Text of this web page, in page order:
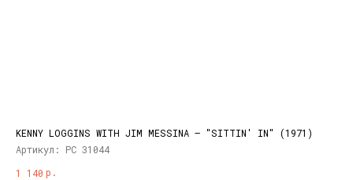
KENNY LOGGINS WITH JIM MESSINA – "SITTIN' IN" (1971)
Артикул: PC 31044
1 140 р.